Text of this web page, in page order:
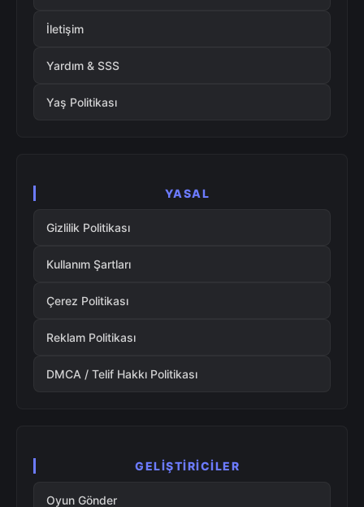
İletişim
Yardım & SSS
Yaş Politikası
YASAL
Gizlilik Politikası
Kullanım Şartları
Çerez Politikası
Reklam Politikası
DMCA / Telif Hakkı Politikası
GELIŞTIRICILER
Oyun Gönder